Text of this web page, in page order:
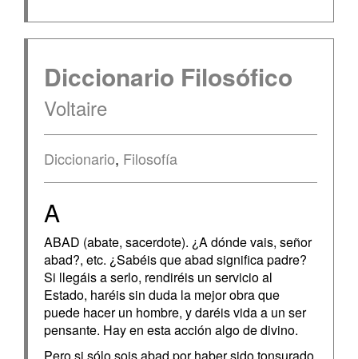
Diccionario Filosófico
Voltaire
Diccionario, Filosofía
A
ABAD (abate, sacerdote). ¿A dónde vais, señor
abad?, etc. ¿Sabéis que abad significa padre?
Si llegáis a serlo, rendiréis un servicio al
Estado, haréis sin duda la mejor obra que
puede hacer un hombre, y daréis vida a un ser
pensante. Hay en esta acción algo de divino.